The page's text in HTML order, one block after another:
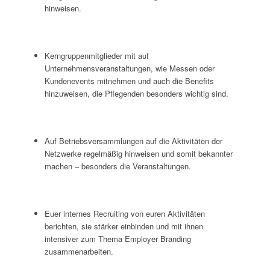
hinweisen.
Kerngruppenmitglieder mit auf
Unternehmensveranstaltungen, wie Messen oder
Kundenevents mitnehmen und auch die Benefits
hinzuweisen, die Pflegenden besonders wichtig sind.
Auf Betriebsversammlungen auf die Aktivitäten der
Netzwerke regelmäßig hinweisen und somit bekannter
machen – besonders die Veranstaltungen.
Euer internes Recruiting von euren Aktivitäten
berichten, sie stärker einbinden und mit ihnen
intensiver zum Thema Employer Branding
zusammenarbeiten.